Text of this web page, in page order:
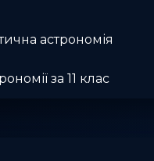
астрономія
за 11 клас